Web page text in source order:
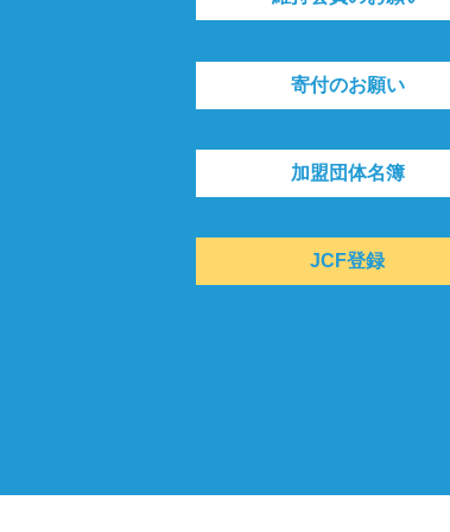
寄付のお願い
加盟団体名簿
JCF登録